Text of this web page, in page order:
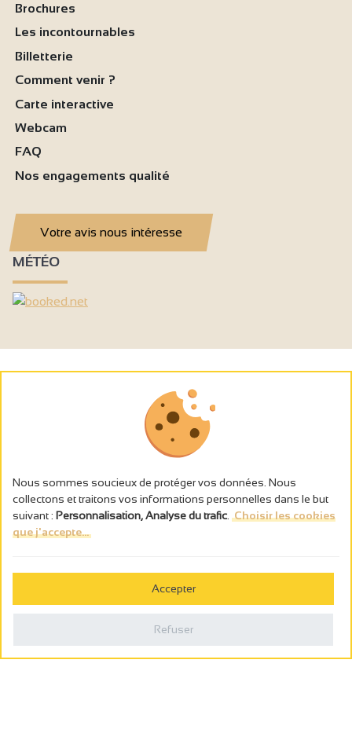
Brochures
Les incontournables
Billetterie
Comment venir ?
Carte interactive
Webcam
FAQ
Nos engagements qualité
Votre avis nous intéresse
MÉTÉO
L’abus d’alcool est dangereux pour la santé, à consommer avec
Politique de confidentialité
Nous sommes soucieux de protéger vos données. Nous
collectons et traitons vos informations personnelles dans le but
suivant : Personnalisation, Analyse du trafic Choisir les cookies
que j'accepte...
Accepter
Refuser